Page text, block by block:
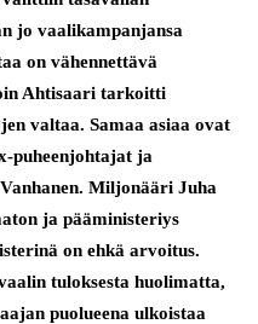
jo vaalikampanjansa
on vähennettävä
Ahtisaari tarkoitti
valtaa. Samaa asiaa ovat
puheenjohtajat ja
Miljonääri Juha
ja pääministeriys
on ehkä arvoitus.
tuloksesta huolimatta,
puolueena ulkoistaa